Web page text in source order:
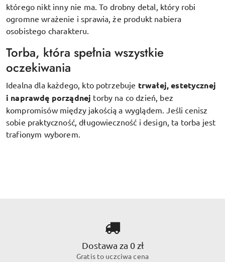
którego nikt inny nie ma. To drobny detal, który robi
ogromne wrażenie i sprawia, że produkt nabiera
osobistego charakteru.
Torba, która spełnia wszystkie
oczekiwania
Idealna dla każdego, kto potrzebuje trwałej, estetycznej
i naprawdę porządnej torby na co dzień, bez
kompromisów między jakością a wyglądem. Jeśli cenisz
sobie praktyczność, długowieczność i design, ta torba jest
trafionym wyborem.
Dostawa za 0 zł
Gratis to uczciwa cena